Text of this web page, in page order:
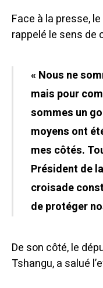
Face à la presse,
rappelé le sens de
« Nous ne
mais pour
sommes un
moyens ont
mes côtés.
Président de
croisade
de protéger
De son côté, le
Tshangu, a salué